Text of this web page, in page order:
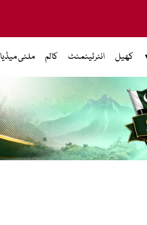
کھیل انٹرٹینمنٹ کالم ملٹی میڈیا